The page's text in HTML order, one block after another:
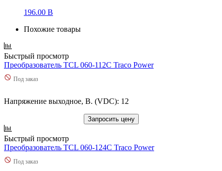
196.00 B
Похожие товары
Быстрый просмотр
Преобразователь TCL 060-112C Traco Power
Под заказ
Напряжение выходное, В. (VDC): 12
Запросить цену
Быстрый просмотр
Преобразователь TCL 060-124C Traco Power
Под заказ